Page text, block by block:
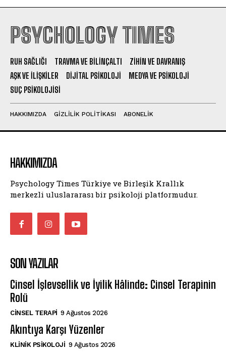
PSYCHOLOGY TIMES
RUH SAĞLIĞI TRAVMA VE BILINÇALTI
ZIHIN VE DAVRANIŞ
AŞK VE İLIŞKILER
DIJITAL PSIKOLOJI
MEDYA VE PSIKOLOJI
SUÇ PSIKOLOJISI
HAKKIMIZDA GIZLILIK POLITIKASI ABONELIK
HAKKIMIZDA
Psychology Times Türkiye ve Birleşik Krallık
merkezli uluslararası bir psikoloji platformudur.
SON YAZILAR
Cinsel İşlevsellik ve İyilik Hâlinde: Cinsel Terapinin
Rolü
CINSEL TERAPI 9 Ağustos 2026
Akıntıya Karşı Yüzenler
KLINIK PSIKOLOJI 9 Ağustos 2026